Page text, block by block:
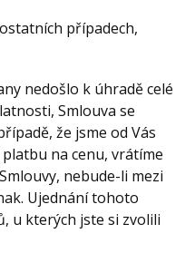
případech,
nedošlo k úhradě celé
Smlouva se
že jsme od Vás
na cenu, vrátíme
nebude-li mezi
Ujednání tohoto
u kterých jste si zvolili